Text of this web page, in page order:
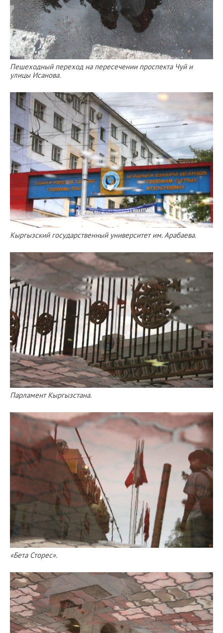
Пешеходный переход на пересечении проспекта Чуй и
улицы Исанова.
Кыргызский государственный университет им. Арабаева.
Парламент Кыргызстана.
«Бета Сторес».